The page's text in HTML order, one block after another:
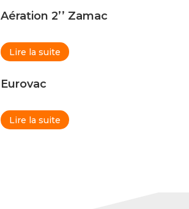
Aération 2’’ Zamac
Lire la suite
Eurovac
Lire la suite